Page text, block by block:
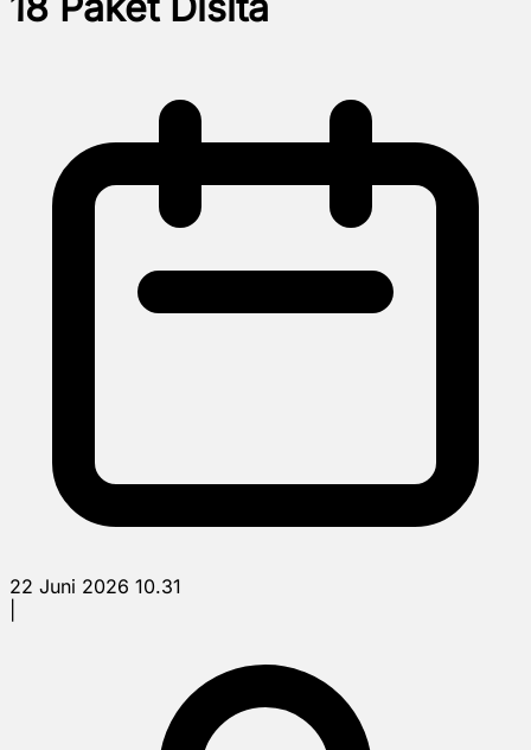
22 Juni 2026 10.31